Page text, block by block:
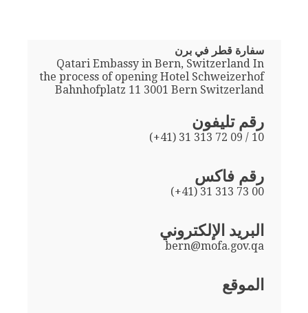
سفارة قطر في برن
Qatari Embassy in Bern, Switzerland In
the process of opening Hotel Schweizerhof
Bahnhofplatz 11 3001 Bern Switzerland
رقم تليفون
(+41) 31 313 72 09 / 10
رقم فاكس
(+41) 31 313 73 00
البريد الإلكتروني
bern@mofa.gov.qa
الموقع